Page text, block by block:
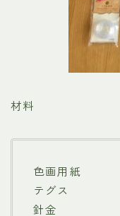
材料
色画用紙
テグス
針金